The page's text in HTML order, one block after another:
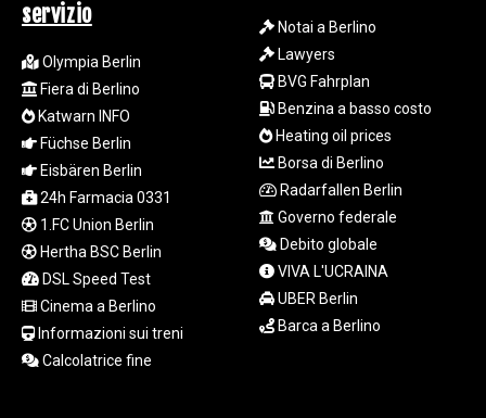
20582.920659
IMP 0.859298
INR 110.065674
IQD
1514.334158
IRR
1590340.758301
ISK 142.611425
JEP 0.859298
JMD 183.585438
JOD 0.819755
JPY 182.105612
servizio
Olympia Berlin
Fiera di Berlino
Katwarn INFO
Füchse Berlin
Eisbären Berlin
24h Farmacia 0331
1.FC Union Berlin
Hertha BSC Berlin
DSL Speed Test
Cinema a Berlino
Informazioni sui treni
Calcolatrice fine
Notai a Berlino
Lawyers
BVG Fahrplan
Benzina a basso costo
Heating oil prices
Borsa di Berlino
Radarfallen Berlin
Governo federale
Debito globale
VIVA L'UCRAINA
UBER Berlin
Barca a Berlino